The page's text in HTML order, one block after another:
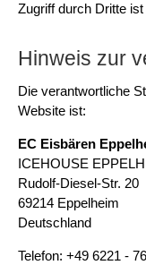
Zugriff durch Dritte
Hinweis zur
Die verantwortliche
Website ist:
EC Eisbären
ICEHOUSE
Rudolf-Diesel-Str. 20
69214 Eppelheim
Deutschland
Telefon: +49 6221 -